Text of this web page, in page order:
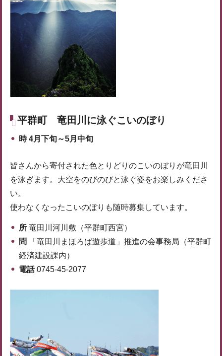
平群町 竜田川に泳ぐこいのぼり
時 4月下旬～5月中旬
皆さんから寄付された色とりどりのこいのぼりが竜田川
を泳ぎます。大空をのびのびと泳ぐ姿をお楽しみくださ
い。
使わなくなったこいのぼりも随時募集しています。
所 竜田川河川敷（平群町西宮）
問
「竜田川まほろば遊歩道」推進の会事務局（平群町
経済建設課内）
電話0745-45-2077